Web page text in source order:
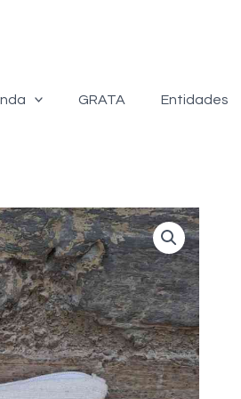
GRATA Entidades